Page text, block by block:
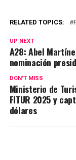
RELATED TOPICS:
UP NEXT
A28: Abel
nominación
DON'T MISS
Ministerio de
FITUR 2025 y
dólares